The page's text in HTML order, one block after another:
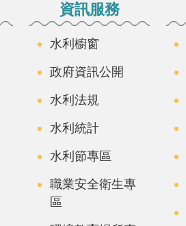
資訊服務
水利櫥窗
政府資訊公開
水利法規
水利統計
水利節專區
職業安全衛生專
區